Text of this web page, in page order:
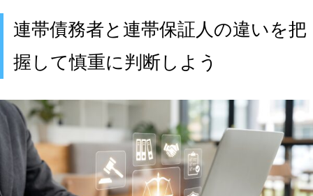
連帯債務者と連帯保証人の違いを把
握して慎重に判断しよう